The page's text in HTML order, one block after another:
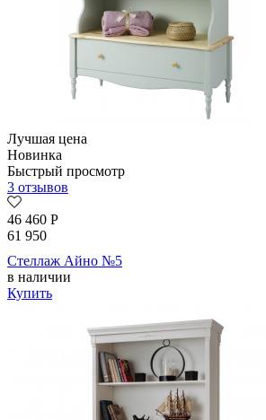
Лучшая цена
Новинка
Быстрый просмотр
3 отзывов
46 460 Р
61 950
Стеллаж Айно №5
в наличии
Купить